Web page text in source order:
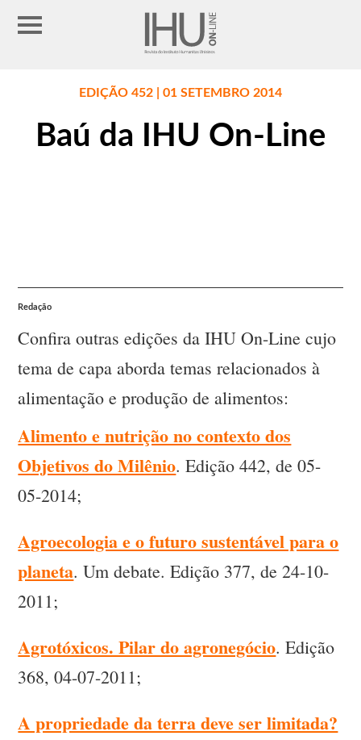
EDIÇÃO 452 | 01 SETEMBRO 2014
Baú da IHU On-Line
Redação
Confira outras edições da IHU On-Line cujo
tema de capa aborda temas relacionados à
alimentação e produção de alimentos:
Alimento e nutrição no contexto dos
Objetivos do Milênio. Edição 442, de 05-
05-2014;
Agroecologia e o futuro sustentável para o
planeta. Um debate. Edição 377, de 24-10-
2011;
Agrotóxicos. Pilar do agronegócio. Edição
368, 04-07-2011;
A propriedade da terra deve ser limitada?